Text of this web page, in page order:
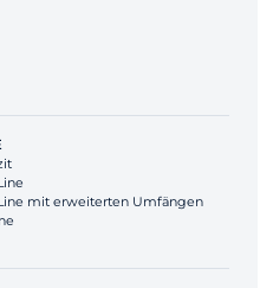
mit erweiterten Umfängen